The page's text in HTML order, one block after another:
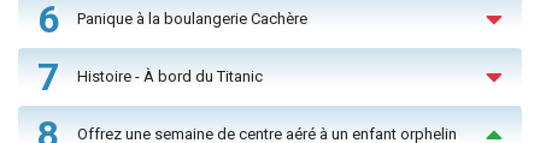
6 Panique à la boulangerie Cachère
7 Histoire - À bord du Titanic
Offrez une semaine de centre aéré à un enfant orphelin